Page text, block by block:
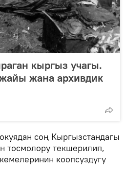
кыргыз учагы.
жана архивдик
соң Кыргызстандагы
тосмолору текшерилип,
коопсуздугу